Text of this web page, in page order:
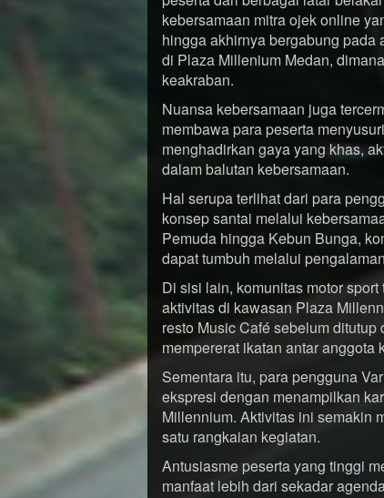
kebersamaan mitra ojek online
hingga akhirnya bergabung
di Plaza Millenium Medan,
keakraban.
Nuansa kebersamaan juga
membawa para peserta
menghadirkan gaya yang khas,
dalam balutan kebersamaan.
Hal serupa terlihat dari para
konsep santai melalui
Pemuda hingga Kebun Bunga,
dapat tumbuh melalui
Di sisi lain, komunitas motor
aktivitas di kawasan Plaza
resto Music Café sebelum
mempererat ikatan antar anggota
Sementara itu, para pengguna
ekspresi dengan menampilkan
Millennium. Aktivitas ini semakin
satu rangkaian kegiatan.
Antusiasme peserta yang tinggi
manfaat lebih dari sekadar